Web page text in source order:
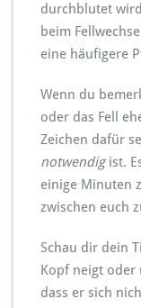
durchblutet
beim
eine häufigere
Wenn du
oder das Fell
Zeichen dafür
notwendigist.
einige Minuten
zwischen euch
Schau dir dein
Kopf neigt oder
dass er sich